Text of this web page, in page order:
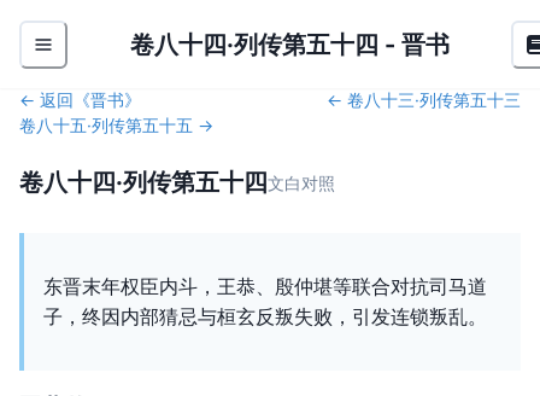
卷八十四·列传第五十四 - 晋书
← 返回《晋书》 ← 卷八十三·列传第五十三
卷八十五·列传第五十五 →
卷八十四·列传第五十四文白对照
东晋末年权臣内斗，王恭、殷仲堪等联合对抗司马道
子，终因内部猜忌与桓玄反叛失败，引发连锁叛乱。